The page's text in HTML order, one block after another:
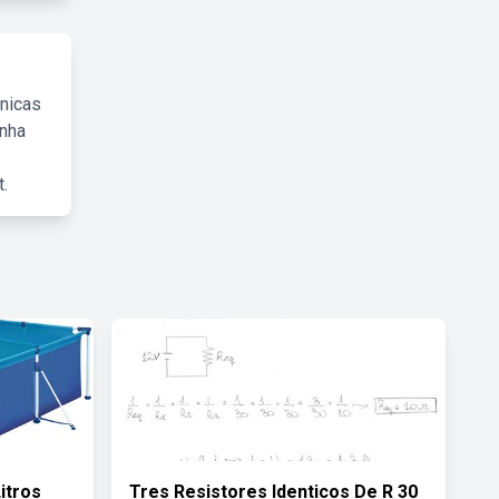
Tres Resistores Identicos De R 30